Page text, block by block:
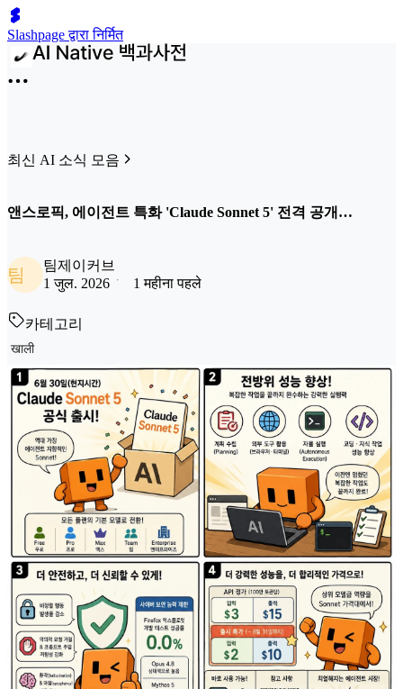
Slashpage द्वारा निर्मित
최신 AI 소식 모음
앤스로픽, 에이전트 특화 'Claude Sonnet 5' 전격 공개…
팀
팀제이커브
1 जुल. 2026
1 महीना पहले
카테고리
खाली